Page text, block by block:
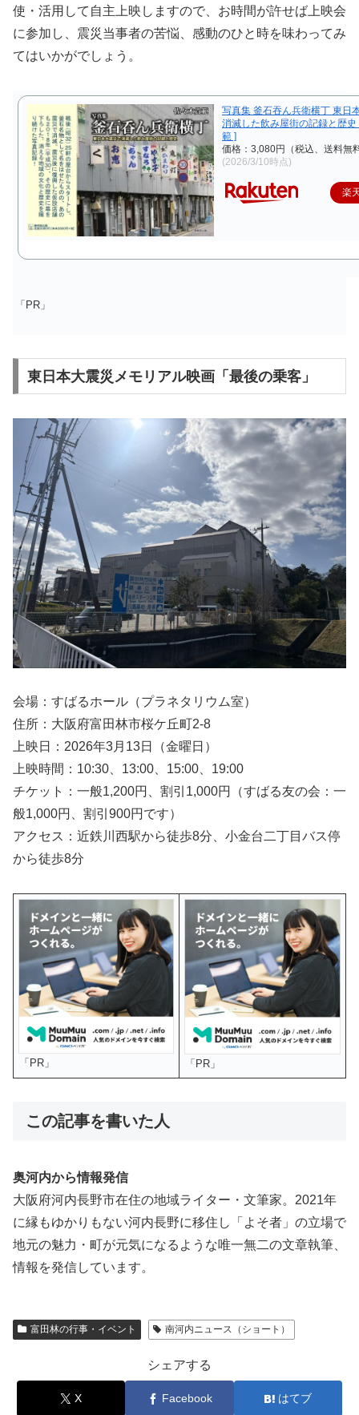
使・活用して自主上映しますので、お時間が許せば上映会
に参加し、震災当事者の苦悩、感動のひと時を味わってみ
てはいかがでしょう。
写真集 釜石吞ん兵衛横丁 東日
消滅した飲み屋街の記録と歴史
範 ]
価格：3,080円（税込、送料無
(2026/3/10時点)
楽
「PR」
東日本大震災メモリアル映画「最後の乗客」
会場：すばるホール（プラネタリウム室）
住所：大阪府富田林市桜ケ丘町2-8
上映日：2026年3月13日（金曜日）
上映時間：10:30、13:00、15:00、19:00
チケット：一般1,200円、割引1,000円（すばる友の会：一
般1,000円、割引900円です）
アクセス：近鉄川西駅から徒歩8分、小金台二丁目バス停
から徒歩8分
「PR」 「PR」
この記事を書いた人
奥河内から情報発信
大阪府河内長野市在住の地域ライター・文筆家。2021年
に縁もゆかりもない河内長野に移住し「よそ者」の立場で
地元の魅力・町が元気になるような唯一無二の文章執筆、
情報を発信しています。
富田林の行事・イベント 南河内ニュース（ショート）
シェアする
X Facebook はてブ